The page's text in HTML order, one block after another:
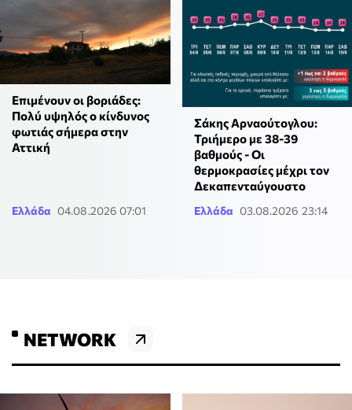
Επιμένουν οι βοριάδες:
Πολύ υψηλός ο κίνδυνος
φωτιάς σήμερα στην
Αττική
Ελλάδα 04.08.2026 07:01
Σάκης Αρναούτογλου:
Τριήμερο με 38-39
βαθμούς - Οι
θερμοκρασίες μέχρι τον
Δεκαπενταύγουστο
Ελλάδα 03.08.2026 23:14
NETWORK